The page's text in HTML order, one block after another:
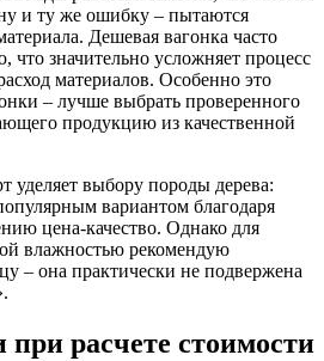
и ту же ошибку – пытаются
Дешевая вагонка часто
что значительно усложняет процесс
материалов. Особенно это
– лучше выбрать проверенного
продукцию из качественной
уделяет выбору породы дерева:
вариантом благодаря
цена-качество. Однако для
влажностью рекомендую
– она практически не подвержена
расчете стоимости